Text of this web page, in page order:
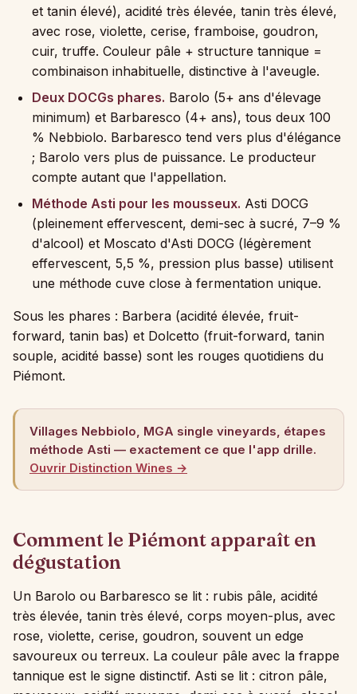
et tanin élevé), acidité très élevée, tanin très élevé,
avec rose, violette, cerise, framboise, goudron,
cuir, truffe. Couleur pâle + structure tannique =
combinaison inhabituelle, distinctive à l'aveugle.
Deux DOCGs phares. Barolo (5+ ans d'élevage
minimum) et Barbaresco (4+ ans), tous deux 100
% Nebbiolo. Barbaresco tend vers plus d'élégance
; Barolo vers plus de puissance. Le producteur
compte autant que l'appellation.
Méthode Asti pour les mousseux. Asti DOCG
(pleinement effervescent, demi-sec à sucré, 7–9 %
d'alcool) et Moscato d'Asti DOCG (légèrement
effervescent, 5,5 %, pression plus basse) utilisent
une méthode cuve close à fermentation unique.
Sous les phares : Barbera (acidité élevée, fruit-
forward, tanin bas) et Dolcetto (fruit-forward, tanin
souple, acidité basse) sont les rouges quotidiens du
Piémont.
Villages Nebbiolo, MGA single vineyards, étapes
méthode Asti — exactement ce que l'app drille.
Ouvrir Distinction Wines →
Comment le Piémont apparaît en
dégustation
Un Barolo ou Barbaresco se lit : rubis pâle, acidité
très élevée, tanin très élevé, corps moyen-plus, avec
rose, violette, cerise, goudron, souvent un edge
savoureux ou terreux. La couleur pâle avec la frappe
tannique est le signe distinctif. Asti se lit : citron pâle,